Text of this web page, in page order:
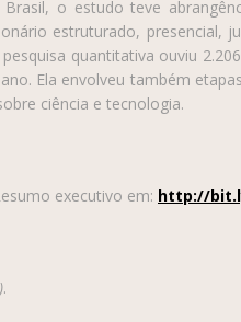
o estudo teve
estruturado, presencial,
quantitativa ouviu
Ela envolveu também
ciência e tecnologia.
executivo em: http://
.